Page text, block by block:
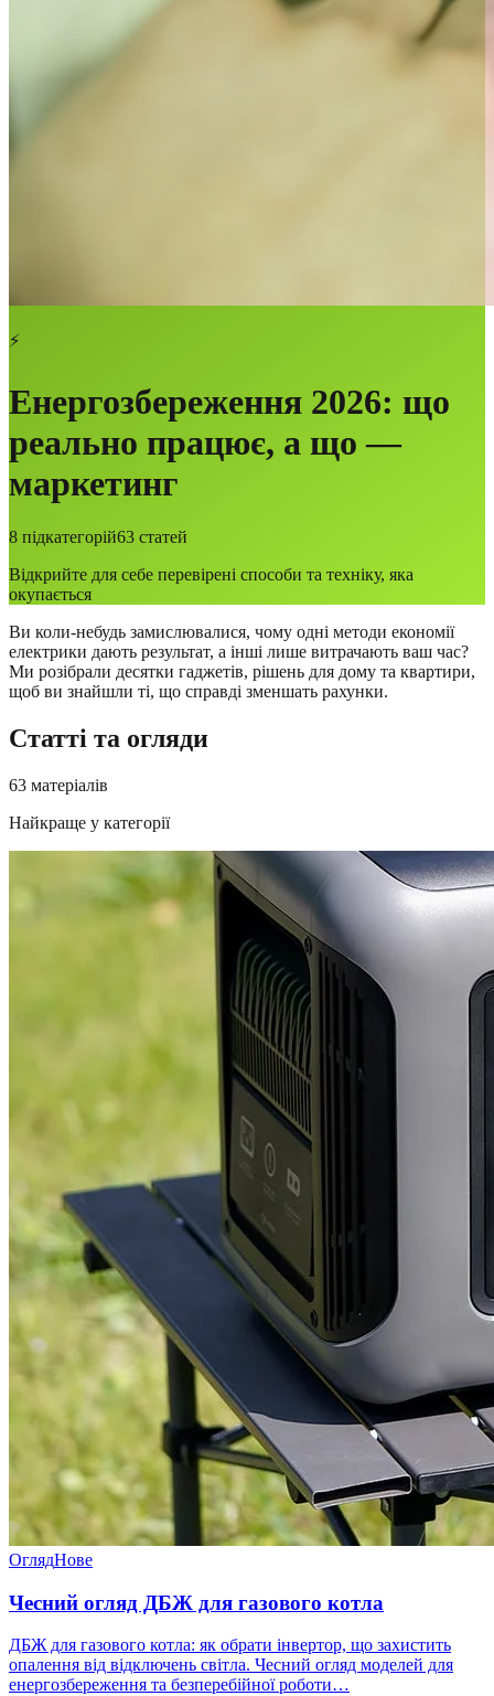
⚡
Енергозбереження 2026: що
реально працює, а що —
маркетинг
8 підкатегорій63 статей
Відкрийте для себе перевірені способи та техніку, яка
окупається
Ви коли-небудь замислювалися, чому одні методи економії
електрики дають результат, а інші лише витрачають ваш час?
Ми розібрали десятки гаджетів, рішень для дому та квартири,
щоб ви знайшли ті, що справді зменшать рахунки.
Статті та огляди
63 матеріалів
Найкраще у категорії
ОглядНове
Чесний огляд ДБЖ для газового котла
ДБЖ для газового котла: як обрати інвертор, що захистить
опалення від відключень світла. Чесний огляд моделей для
енергозбереження та безперебійної роботи…